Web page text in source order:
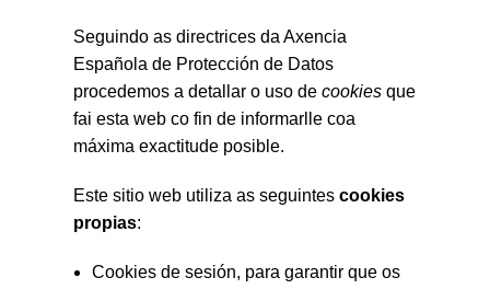
Seguindo as directrices da Axencia
Española de Protección de Datos
procedemos a detallar o uso de cookiesque
fai esta web co fin de informarlle coa
máxima exactitude posible.
Este sitio web utiliza as seguintes cookies
propias:
Cookies de sesión, para garantir que os